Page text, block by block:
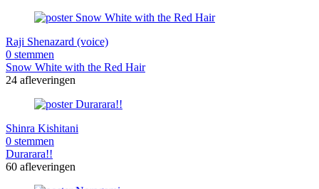
Raji Shenazard (voice)
0 stemmen
Snow White with the Red Hair
24 afleveringen
Shinra Kishitani
0 stemmen
Durarara!!
60 afleveringen